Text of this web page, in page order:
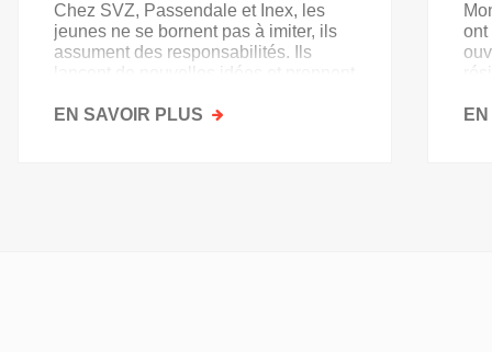
Chez SVZ, Passendale et Inex, les
jeunes ne se bornent pas à imiter, ils
assument des responsabilités. Ils
lancent de nouvelles idées et prennent
EN SAVOIR PLUS SUR
ont